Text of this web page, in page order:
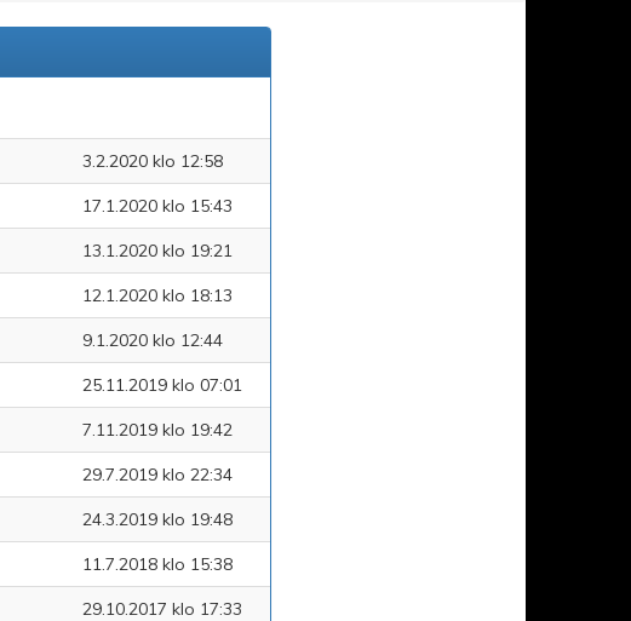
3.2.2020 klo 12:58
17.1.2020 klo 15:43
13.1.2020 klo 19:21
12.1.2020 klo 18:13
9.1.2020 klo 12:44
25.11.2019 klo 07:01
7.11.2019 klo 19:42
29.7.2019 klo 22:34
24.3.2019 klo 19:48
11.7.2018 klo 15:38
29.10.2017 klo 17:33